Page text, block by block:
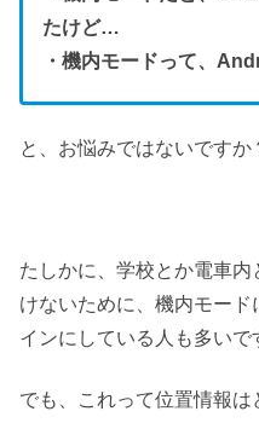
たけど…
・機内モードって、
と、お悩みではないですか
たしかに、学校とか電車
けないために、機内モー
インにしている人も多いで
でも、これって位置情報は